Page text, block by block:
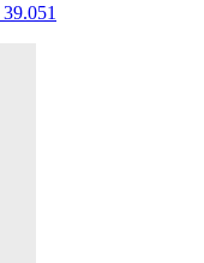
39.051